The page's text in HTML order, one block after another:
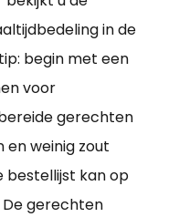
in de
begin met een
voor
gerechten
weinig zout
bestellijst kan op
gerechten